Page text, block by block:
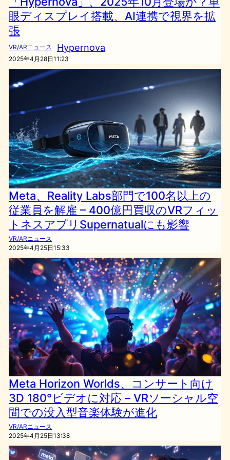
眼ディスプレイ搭載、AI連携で視界を拡
張
VR/ARニュース Hypernova
2025年4月28日11:23
Meta、Reality Labs部門で100名以上の
従業員を解雇 – 400億円買収のVRフィッ
トネスアプリSupernatualにも影響
VR/ARニュース
2025年4月25日15:33
Meta Horizon Worlds、コンサート向け
3D 180°ビデオに対応 – VRソーシャル空
間での没入型音楽体験が進化
VR/ARニュース
2025年4月25日13:38